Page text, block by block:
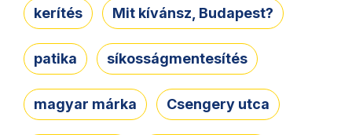
kerítés Mit kívánsz, Budapest?
patika síkosságmentesítés
magyar márka Csengery utca